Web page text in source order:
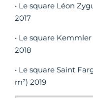
• Le square Léon
2017
• Le square
2018
• Le square Saint
m²) 2019